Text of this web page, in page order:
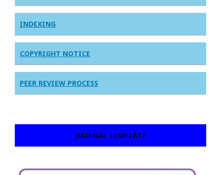
INDEXING
COPYRIGHT NOTICE
PEER REVIEW PROCESS
JOURNAL TEMPLATE